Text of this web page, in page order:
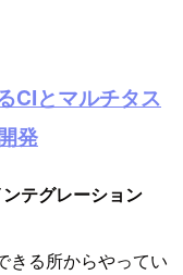
CIとマルチタス
発
テグレーション
きる所からやってい